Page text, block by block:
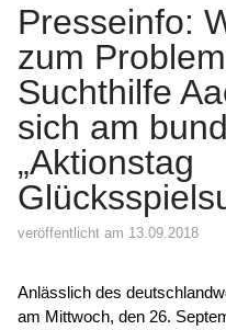
Presseinfo:
zum
Suchthilfe
sich am
„Aktionstag
veröffentlicht am 13.09.2018
Anlässlich des
am Mittwoch, den 26.